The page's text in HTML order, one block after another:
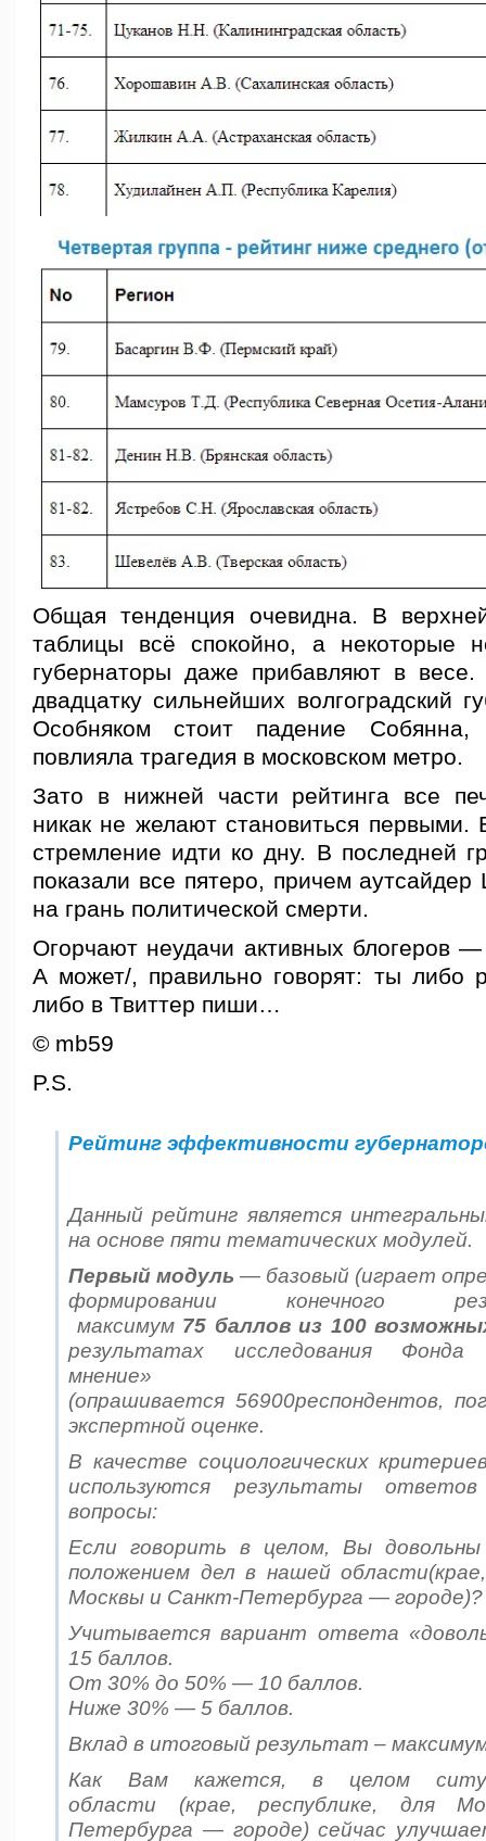
Общая тенденция очевидна. В
таблицы всё спокойно, а некоторые
губернаторы даже прибавляют в
двадцатку сильнейших волгоградский
Особняком стоит падение
повлияла трагедия в московском метро.
Зато в нижней части рейтинга все
никак не желают становиться первыми.
стремление идти ко дну. В последней
показали все пятеро, причем аутсайдер
на грань политической смерти.
Огорчают неудачи активных блогеров
А может/, правильно говорят: ты либо
либо в Твиттер пиши…
© mb59
P.S.
Рейтинг эффективности
Данный рейтинг является
на основе пяти тематических модулей.
Первый модуль — базовый (играет
формировании конечного
максимум 75 баллов из 100
результатах исследования Фонда
мнение»
(опрашивается 56900респондентов,
экспертной оценке.
В качестве социологических
используются результаты
вопросы:
Если говорить в целом, Вы довольны
положением дел в нашей
Москвы и Санкт-Петербурга — городе)?
Учитывается вариант ответа «
15 баллов.
От 30% до 50% — 10 баллов.
Ниже 30% — 5 баллов.
Вклад в итоговый результат –
Как Вам кажется, в целом
области (крае, республике, для
Петербурга — городе) сейчас